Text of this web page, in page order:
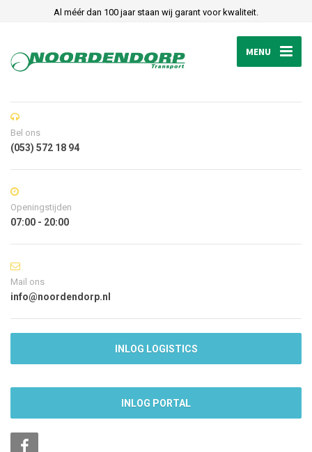
Al méér dan 100 jaar staan wij garant voor kwaliteit.
MENU
Bel ons
(053) 572 18 94
Openingstijden
07:00 - 20:00
Mail ons
info@noordendorp.nl
INLOG LOGISTICS
INLOG PORTAL